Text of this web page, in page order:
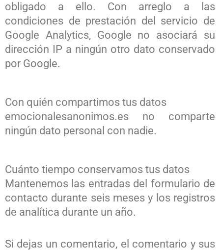
obligado a ello. Con arreglo a las
condiciones de prestación del servicio de
Google Analytics, Google no asociará su
dirección IP a ningún otro dato conservado
por Google.
Con quién compartimos tus datos
emocionalesanonimos.es no comparte
ningún dato personal con nadie.
Cuánto tiempo conservamos tus datos
Mantenemos las entradas del formulario de
contacto durante seis meses y los registros
de analítica durante un año.
Si dejas un comentario, el comentario y sus